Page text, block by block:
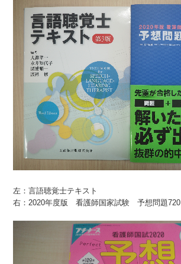
左：言語聴覚士テキスト
右：2020年度版 看護師国家試験 予想問題720